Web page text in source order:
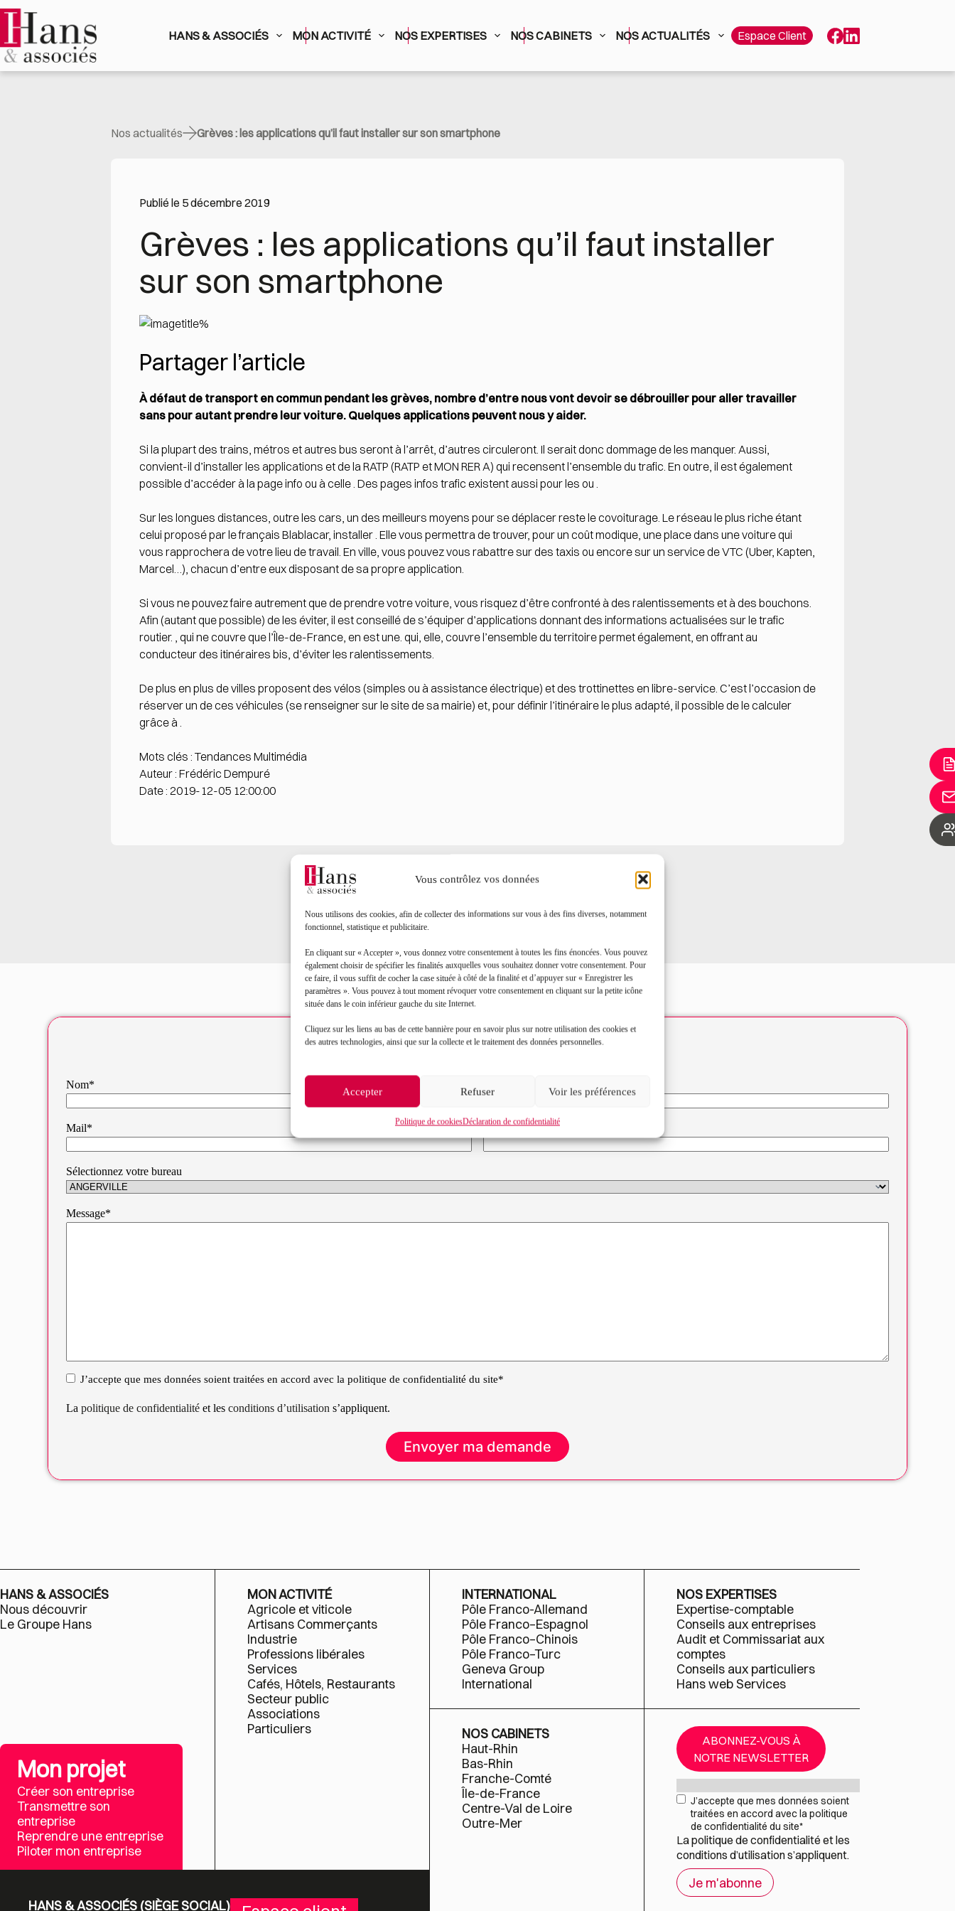
Vous contrôlez vos données
Nous utilisons des cookies, afin de collecter des informations sur vous à des fins diverses, notamment
fonctionnel, statistique et publicitaire.
En cliquant sur « Accepter », vous donnez votre consentement à toutes les fins énoncées. Vous pouvez
également choisir de spécifier les finalités auxquelles vous souhaitez donner votre consentement. Pour
ce faire, il vous suffit de cocher la case située à côté de la finalité et d’appuyer sur « Enregistrer les
paramètres ». Vous pouvez à tout moment révoquer votre consentement en cliquant sur la petite icône
située dans le coin inférieur gauche du site Internet.
Cliquez sur les liens au bas de cette bannière pour en savoir plus sur notre utilisation des cookies et
des autres technologies, ainsi que sur la collecte et le traitement des données personnelles.
Accepter Refuser Voir les préférences
Politique de cookiesDéclaration de confidentialité
contenu
HANS & ASSOCIÉS MON ACTIVITÉ NOS EXPERTISES NOS CABINETS NOS ACTUALITÉS Espace Client
Nos actualités Grèves : les applications qu’il faut installer sur son smartphone
Publié le 5 décembre 2019
Grèves : les applications qu’il faut installer
sur son smartphone
Partager l’article
À défaut de transport en commun pendant les grèves, nombre d’entre nous vont devoir se débrouiller pour aller travailler
sans pour autant prendre leur voiture. Quelques applications peuvent nous y aider.
Si la plupart des trains, métros et autres bus seront à l’arrêt, d’autres circuleront. Il serait donc dommage de les manquer. Aussi,
convient-il d’installer les applications et de la RATP (RATP et MON RER A) qui recensent l’ensemble du trafic. En outre, il est également
possible d’accéder à la page info ou à celle . Des pages infos trafic existent aussi pour les ou .
Sur les longues distances, outre les cars, un des meilleurs moyens pour se déplacer reste le covoiturage. Le réseau le plus riche étant
celui proposé par le français Blablacar, installer . Elle vous permettra de trouver, pour un coût modique, une place dans une voiture qui
vous rapprochera de votre lieu de travail. En ville, vous pouvez vous rabattre sur des taxis ou encore sur un service de VTC (Uber, Kapten,
Marcel…), chacun d’entre eux disposant de sa propre application.
Si vous ne pouvez faire autrement que de prendre votre voiture, vous risquez d’être confronté à des ralentissements et à des bouchons.
Afin (autant que possible) de les éviter, il est conseillé de s’équiper d’applications donnant des informations actualisées sur le trafic
routier. , qui ne couvre que l’Île-de-France, en est une. qui, elle, couvre l’ensemble du territoire permet également, en offrant au
conducteur des itinéraires bis, d’éviter les ralentissements.
De plus en plus de villes proposent des vélos (simples ou à assistance électrique) et des trottinettes en libre-service. C’est l’occasion de
réserver un de ces véhicules (se renseigner sur le site de sa mairie) et, pour définir l’itinéraire le plus adapté, il possible de le calculer
grâce à .
Mots clés : Tendances Multimédia
Auteur : Frédéric Dempuré
Date : 2019-12-05 12:00:00
Contact
Nom*
Mail* Objet de votre demande*
Sélectionnez votre bureau
Message*
RGPDJ’accepte que mes données soient traitées en accord avec la politique de confidentialité du site*
Lapolitique de confidentialité et lesconditions d’utilisations’appliquent.
HANS & ASSOCIÉS
Nous découvrir
Le Groupe Hans
Mon projet
Créer son entreprise
Transmettre son
entreprise
Reprendre une entreprise
Piloter mon entreprise
MON ACTIVITÉ
Agricole et viticole
Artisans Commerçants
Industrie
Professions libérales
Services
Cafés, Hôtels, Restaurants
Secteur public
Associations
Particuliers
HANS & ASSOCIÉS (SIÈGE SOCIAL)
INTERNATIONAL
Pôle Franco-Allemand
Pôle Franco–Espagnol
Pôle Franco–Chinois
Pôle Franco–Turc
Geneva Group
International
NOS EXPERTISES
Expertise-comptable
Conseils aux entreprises
Audit et Commissariat aux
comptes
Conseils aux particuliers
Hans web Services
NOS CABINETS
Haut-Rhin
Bas-Rhin
Franche-Comté
Île-de-France
Centre-Val de Loire
Outre-Mer
ABONNEZ-VOUS À
NOTRE NEWSLETTER
RGPD*
J’accepte que mes données soient
traitées en accord avec la politique
de confidentialité du site*
Lapolitique de confidentialité et les
conditions d’utilisations’appliquent.